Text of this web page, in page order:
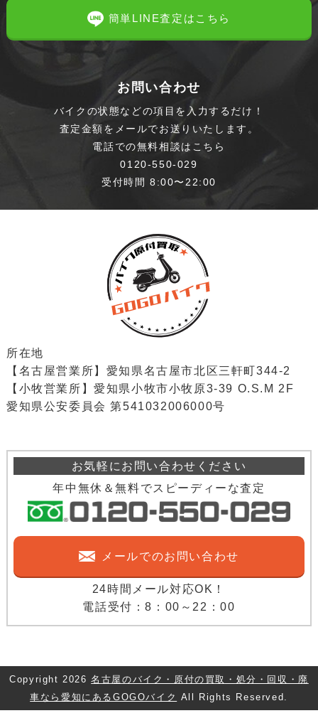
簡単LINE査定はこちら
お問い合わせ
バイクの状態などの項目を入力するだけ！
査定金額をメールでお送りいたします。
電話での無料相談はこちら
0120-550-029
受付時間 8:00〜22:00
所在地
【名古屋営業所】愛知県名古屋市北区三軒町344-2
【小牧営業所】愛知県小牧市小牧原3-39 O.S.M 2F
愛知県公安委員会 第541032006000号
お気軽にお問い合わせください
年中無休＆無料でスピーディーな査定
メールでのお問い合わせ
24時間メール対応OK！
電話受付：8：00～22：00
Copyright 2026名古屋のバイク・原付の買取・処分・回収・廃
車なら愛知にあるGOGOバイク All Rights Reserved.